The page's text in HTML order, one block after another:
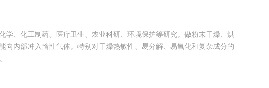
学、化工制药、医疗卫生、农业科研、环境保护等研究。做粉末干燥、烘
向内部冲入惰性气体。特别对干燥热敏性、易分解、易氧化和复杂成分的